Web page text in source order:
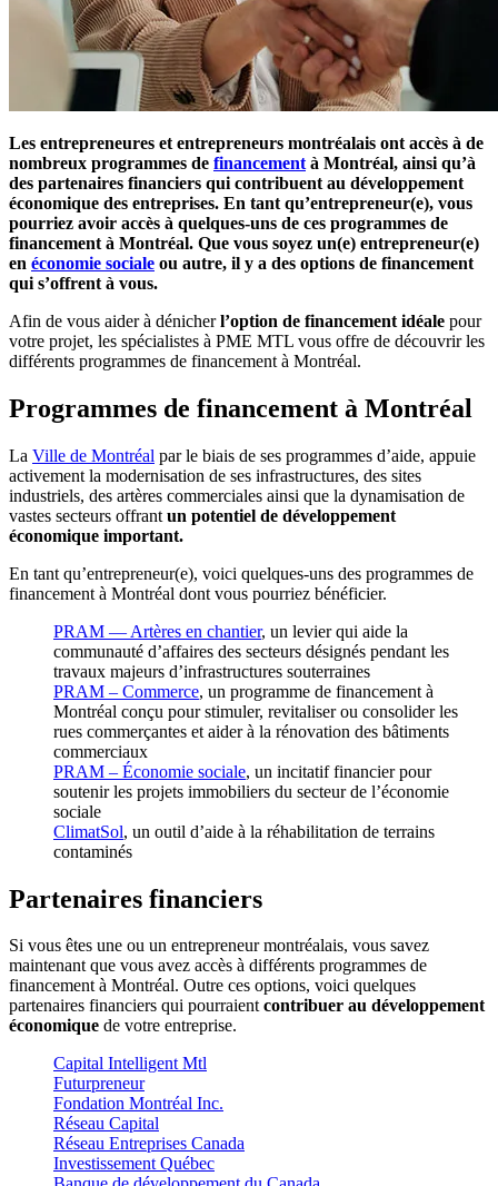
Les entrepreneures et entrepreneurs montréalais ont accès à de
nombreux programmes de financement à Montréal, ainsi qu’à
des partenaires financiers qui contribuent au développement
économique des entreprises. En tant qu’entrepreneur(e), vous
pourriez avoir accès à quelques-uns de ces programmes de
financement à Montréal. Que vous soyez un(e) entrepreneur(e)
en économie sociale ou autre, il y a des options de financement
qui s’offrent à vous.
Afin de vous aider à dénicherl’option de financement idéale pour
votre projet, les spécialistes à PME MTL vous offre de découvrir les
différents programmes de financement à Montréal.
Programmes de financement à Montréal
La Ville de Montréal par le biais de ses programmes d’aide, appuie
activement la modernisation de ses infrastructures, des sites
industriels, des artères commerciales ainsi que la dynamisation de
vastes secteurs offrant un potentiel de développement
économique important.
En tant qu’entrepreneur(e), voici quelques-uns des programmes de
financement à Montréal dont vous pourriez bénéficier.
PRAM — Artères en chantier, un levier qui aide la
communauté d’affaires des secteurs désignés pendant les
travaux majeurs d’infrastructures souterraines
PRAM – Commerce, un programme de financement à
Montréal conçu pour stimuler, revitaliser ou consolider les
rues commerçantes et aider à la rénovation des bâtiments
commerciaux
PRAM – Économie sociale, un incitatif financier pour
soutenir les projets immobiliers du secteur de l’économie
sociale
ClimatSol, un outil d’aide à la réhabilitation de terrains
contaminés
Partenaires financiers
Si vous êtes une ou un entrepreneur montréalais, vous savez
maintenant que vous avez accès à différents programmes de
financement à Montréal. Outre ces options, voici quelques
partenaires financiers qui pourraientcontribuer au développement
économique de votre entreprise.
Capital Intelligent Mtl
Futurpreneur
Fondation Montréal Inc.
Réseau Capital
Réseau Entreprises Canada
Investissement Québec